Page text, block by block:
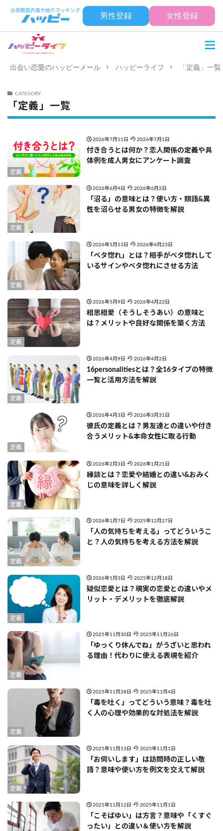
男性登録 女性登録
出会い恋愛のハッピーメール ハッピーライフ 「定義」一覧
CATEGORY
「定義」一覧
定義
2026年7月11日 2026年7月1日
付き合うとは何か？恋人関係の定義や具
体例を成人男女にアンケート調査
定義
2026年6月4日 2026年6月2日
「沼る」の意味とは？使い方・類語&異
性を沼らせる男女の特徴を解説
定義
2026年5月13日 2026年4月23日
「ベタ惚れ」とは？相手がベタ惚れして
いるサインやベタ惚れにさせる方法
定義
2026年5月9日 2026年4月22日
相思相愛（そうしそうあい）の意味と
は？メリットや良好な関係を築く方法
定義
2026年4月9日 2026年4月2日
16personalitiesとは？全16タイプの特徴
一覧と活用方法を解説
定義
2026年4月3日 2026年3月31日
彼氏の定義とは？男友達との違いや付き
合うメリット&本命女性に取る行動
定義
2026年2月3日 2026年1月21日
縁談とは？恋愛や結婚との違い&おみく
じの意味を詳しく解説
定義
2026年1月7日 2025年12月27日
「人の気持ちを考える」ってどういうこ
と？人の気持ちを考える方法を解説
定義
2026年1月3日 2025年12月18日
疑似恋愛とは？現実の恋愛との違いやメ
リット・デメリットを徹底解説
定義
2025年11月30日 2025年11月26日
「ゆっくり休んでね」がうざいと思われ
る理由！代わりに使える表現を紹介
定義
2025年11月28日 2025年11月4日
「毒を吐く」ってどういう意味？毒を吐
く人の心理や効果的な対処法を解説
定義
2025年11月13日 2025年11月1日
「お伺いします」は訪問時の正しい敬
語？意味や使い方を例文を交えて解説
2025年11月12日 2025年11月1日
「こそばゆい」は方言？意味や「くすぐ
ったい」との違い＆使い方を解説